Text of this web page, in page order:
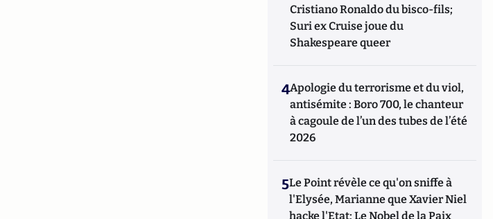
Cristiano Ronaldo du bisco-fils;
Suri ex Cruise joue du
Shakespeare queer
4Apologie du terrorisme et du viol,
antisémite : Boro 700, le chanteur
à cagoule de l’un des tubes de l’été
2026
5Le Point révèle ce qu'on sniffe à
l'Elysée, Marianne que Xavier Niel
hacke l'Etat; Le Nobel de la Paix